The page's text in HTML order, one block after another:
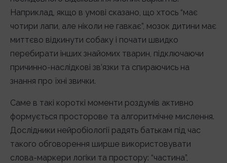
Наприклад, якщо в умові сказано, що хтось “має
чотири лапи, але ніколи не гавкає”, мозок дитини має
миттєво відкинути собаку і почати швидко
перебирати інших знайомих тварин, підключаючи
причинно-наслідкові зв’язки та спираючись на
знання про їхні звички.
Саме в такі короткі моменти роздумів активно
формується просторове та алгоритмічне мислення.
Дослідники нейробіології радять батькам під час
такого обговорення ширше використовувати
слова-маркери логіки та простору: “частина”,